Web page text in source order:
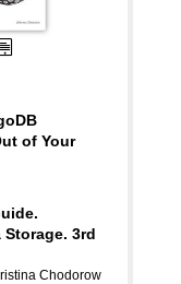
of Your
Storage. 3rd
Chodorow